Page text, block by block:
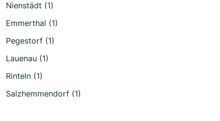
Nienstädt (1)
Emmerthal (1)
Pegestorf (1)
Lauenau (1)
Rinteln (1)
Salzhemmendorf (1)